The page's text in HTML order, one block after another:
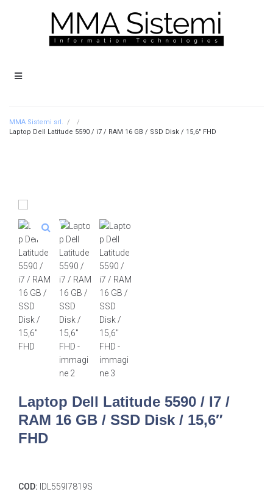
MMA Sistemi srl. /
/
Laptop Dell Latitude 5590 / i7 / RAM 16 GB / SSD Disk / 15,6″ FHD
Laptop Dell Latitude 5590 / I7 /
RAM 16 GB / SSD Disk / 15,6″
FHD
COD: IDL559I7819S